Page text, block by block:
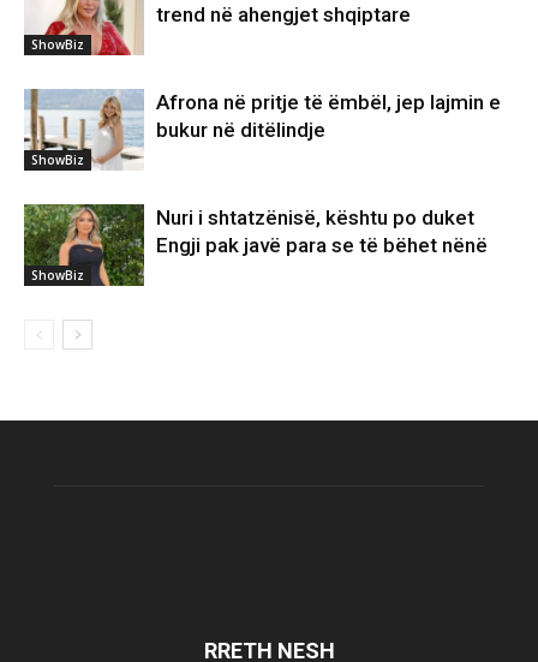
ShowBiz
trend në ahengjet shqiptare
ShowBiz
Afrona në pritje të ëmbël, jep lajmin e
bukur në ditëlindje
ShowBiz
Nuri i shtatzënisë, kështu po duket
Engji pak javë para se të bëhet nënë
RRETH NESH